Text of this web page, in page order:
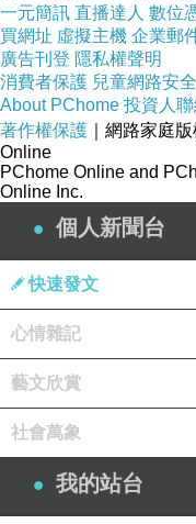
一元簡訊 直播達人 數位
買網址 虛擬主機 企業郵
廣告刊登 隱私權聲明
消費者保護 兒童網路安全
About PChome 投資人
著作權保護 ｜網路家庭
Online
PChome Online and
Online Inc.
個人新聞台
快速發文
心情雜記
藝文欣賞
社會萬象
我的站台